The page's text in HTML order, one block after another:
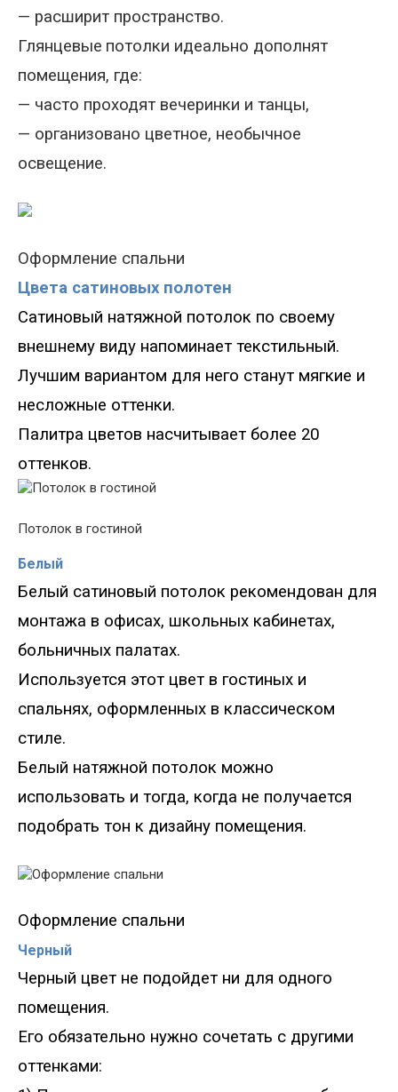
— расширит пространство.
Глянцевые потолки идеально дополнят
помещения, где:
— часто проходят вечеринки и танцы,
— организовано цветное, необычное
освещение.
Оформление спальни
Цвета сатиновых полотен
Сатиновый натяжной потолок по своему
внешнему виду напоминает текстильный.
Лучшим вариантом для него станут мягкие и
несложные оттенки.
Палитра цветов насчитывает более 20
оттенков.
Потолок в гостиной
Белый
Белый сатиновый потолок рекомендован для
монтажа в офисах, школьных кабинетах,
больничных палатах.
Используется этот цвет в гостиных и
спальнях, оформленных в классическом
стиле.
Белый натяжной потолок можно
использовать и тогда, когда не получается
подобрать тон к дизайну помещения.
Оформление спальни
Черный
Черный цвет не подойдет ни для одного
помещения.
Его обязательно нужно сочетать с другими
оттенками: